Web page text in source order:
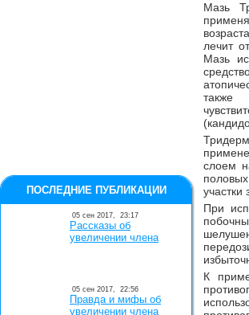
Мазь
лечит
Мазь
также
слоем
участки
При
К
ПОСЛЕДНИЕ ПУБЛИКАЦИИ
05 сен 2017, 23:17
Рассказы об
увеличении члена
05 сен 2017, 22:56
Правда и мифы об
увеличении члена